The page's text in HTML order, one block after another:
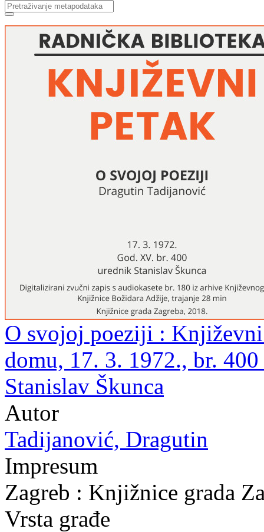
O svojoj poeziji :
domu, 17. 3. 1972., br.
Stanislav Škunca
Autor
Tadijanović, Dragutin
Impresum
Zagreb : Knjižnice grada
Vrsta građe